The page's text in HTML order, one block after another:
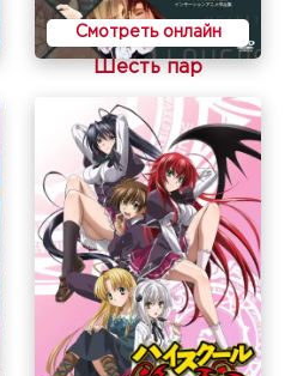
Смотреть онлайн
Шесть пар